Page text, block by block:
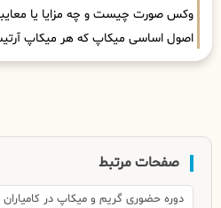
وکس صورت چیست و چه مزایا یا
اصول اساسی میکاپ که هر میکاپ
صفحات مرتبط
دوره حضوری گریم و میکاپ در کامیاران